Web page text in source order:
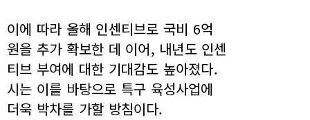
이에 따라 올해 인센티브로 국비 6억
원을 추가 확보한 데 이어, 내년도 인센
티브 부여에 대한 기대감도 높아졌다.
시는 이를 바탕으로 특구 육성사업에
더욱 박차를 가할 방침이다.